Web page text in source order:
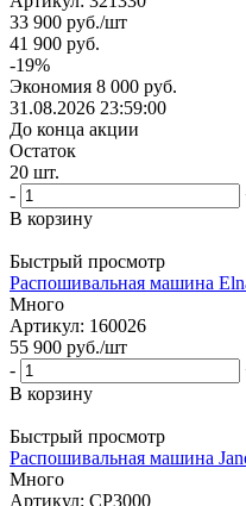
33 900 руб./шт
41 900 руб.
-19%
Экономия 8 000 руб.
31.08.2026 23:59:00
До конца акции
Остаток
20 шт.
-
В корзину
Быстрый просмотр
Распошивальная машина
Много
Артикул: 160026
55 900 руб./шт
-
В корзину
Быстрый просмотр
Распошивальная машина
Много
Артикул: CP3000